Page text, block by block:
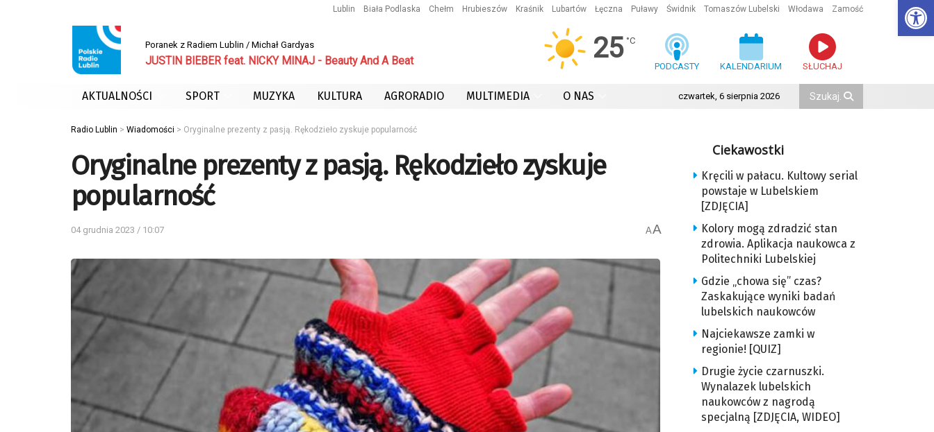
Lublin Biała Podlaska Chełm Hrubieszów Kraśnik Lubartów Łęczna Puławy Świdnik Tomaszów Lubelski Włodawa Zamość
Poranek z Radiem Lublin / Michał Gardyas
JUSTIN BIEBER feat. NICKY MINAJ - Beauty And A Beat 25 °C
PODCASTY KALENDARIUM SŁUCHAJ
AKTUALNOŚCI SPORT MUZYKA KULTURA AGRORADIO MULTIMEDIA O NAS czwartek, 6 sierpnia 2026
Radio Lublin > Wiadomości > Oryginalne prezenty z pasją. Rękodzieło zyskuje popularność
Oryginalne prezenty z pasją. Rękodzieło zyskuje
popularność
04 grudnia 2023 / 10:07 AA
Ciekawostki
Kręcili w pałacu. Kultowy serial
powstaje w Lubelskiem
[ZDJĘCIA]
Kolory mogą zdradzić stan
zdrowia. Aplikacja naukowca z
Politechniki Lubelskiej
Gdzie „chowa się” czas?
Zaskakujące wyniki badań
lubelskich naukowców
Najciekawsze zamki w
regionie! [QUIZ]
Drugie życie czarnuszki.
Wynalazek lubelskich
naukowców z nagrodą
specjalną [ZDJĘCIA, WIDEO]